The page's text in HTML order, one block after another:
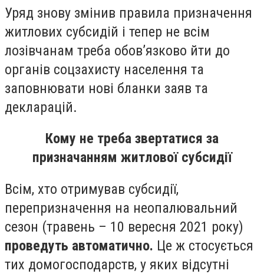
Уряд знову змінив правила призначення
житлових субсидій і тепер не всім
лозівчанам треба обов’язково йти до
органів соцзахисту населення та
заповнювати нові бланки заяв та
декларацій.
Кому не треба звертатися за
призначанням житлової субсидії
Всім, хто отримував субсидії,
перепризначення на неопалювальний
сезон (травень – 10 вересня 2021 року)
проведуть автоматично. Це ж стосується
тих домогосподарств, у яких відсутні